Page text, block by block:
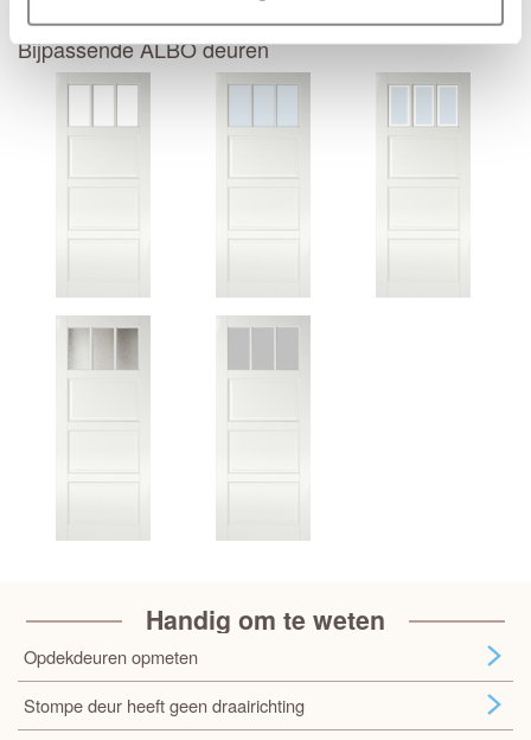
Bijpassende ALBO deuren
Handig om te weten
Opdekdeuren opmeten
Stompe deur heeft geen draairichting